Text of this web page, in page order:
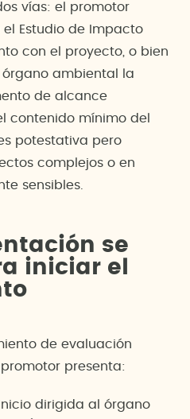
vías: el promotor
Estudio de Impacto
con el proyecto, o bien
ambiental la
de alcance
contenido mínimo del
potestativa pero
complejos o en
sensibles.
se
iniciar el
de evaluación
presenta:
dirigida al órgano